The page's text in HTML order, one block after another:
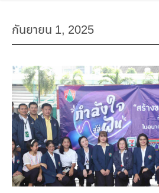
กันยายน 1, 2025